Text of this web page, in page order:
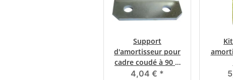
Support
d'amortisseur pour
cadre coudé à 90 °,
vissable
4,04 € *